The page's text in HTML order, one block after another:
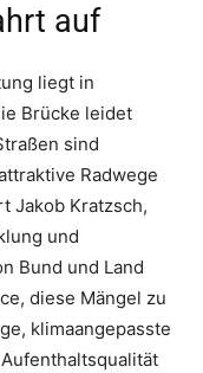
auf
liegt in
Brücke leidet
sind
Radwege
Jakob Kratzsch,
und
Bund und Land
diese Mängel zu
klimaangepasste